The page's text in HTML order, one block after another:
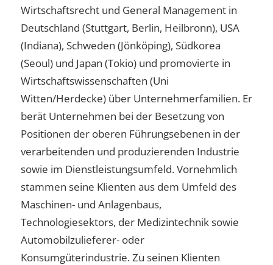
Wirtschaftsrecht und General Management in
Deutschland (Stuttgart, Berlin, Heilbronn), USA
(Indiana), Schweden (Jönköping), Südkorea
(Seoul) und Japan (Tokio) und promovierte in
Wirtschaftswissenschaften (Uni
Witten/Herdecke) über Unternehmerfamilien. Er
berät Unternehmen bei der Besetzung von
Positionen der oberen Führungsebenen in der
verarbeitenden und produzierenden Industrie
sowie im Dienstleistungsumfeld. Vornehmlich
stammen seine Klienten aus dem Umfeld des
Maschinen- und Anlagenbaus,
Technologiesektors, der Medizintechnik sowie
Automobilzulieferer- oder
Konsumgüterindustrie. Zu seinen Klienten